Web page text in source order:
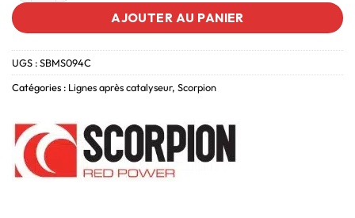
AJOUTER AU PANIER
UGS :SBMS094C
Catégories : Lignes après catalyseur, Scorpion